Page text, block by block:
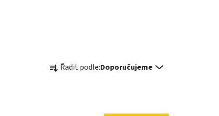
a Řadit podle:Doporučujeme